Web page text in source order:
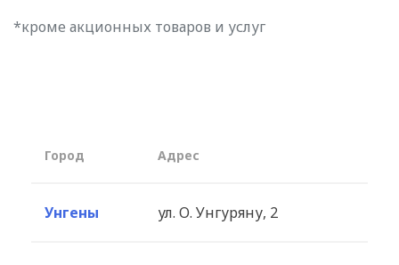
*кроме акционных товаров и услуг
Город Aдрес
Унгены ул. О. Унгуряну, 2